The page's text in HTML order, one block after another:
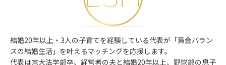
結婚20年以上・3人の子育てを経験している代表が「黄金バラン
スの結婚生活」を叶えるマッチングを応援します。
代表は京大法学部卒、経営者の夫と結婚20年以上、野球部の息子